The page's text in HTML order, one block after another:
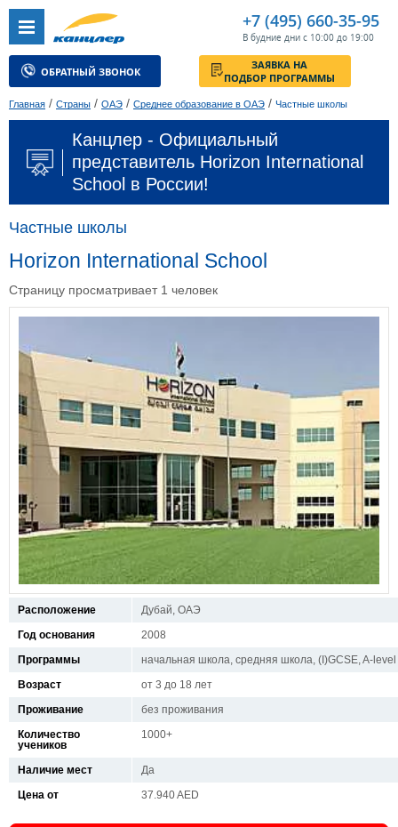
+7 (495) 660-35-95
В будние дни с 10:00 до 19:00
ОБРАТНЫЙ ЗВОНОК
ЗАЯВКА НА
ПОДБОР ПРОГРАММЫ
Главная / Страны / ОАЭ / Среднее образование в ОАЭ / Частные школы
Канцлер - Официальный
представитель Horizon International
School в России!
Частные школы
Horizon International School
Страницу просматривает 1 человек
Расположение
Дубай, ОАЭ
Год основания
2008
Программы
начальная школа, средняя школа, (I)GCSE, A-level
Возраст
от 3 до 18 лет
Проживание
без проживания
Количество
учеников
1000+
Наличие мест
Да
Цена от
37.940 AED